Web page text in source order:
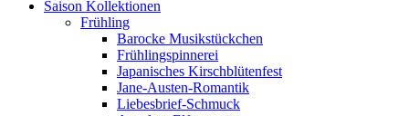
Saison Kollektionen
Frühling
Barocke Musikstückchen
Frühlingspinnerei
Japanisches Kirschblütenfest
Jane-Austen-Romantik
Liebesbrief-Schmuck